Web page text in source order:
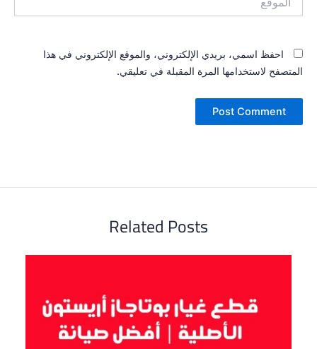
احفظ اسمي، بريدي الإلكتروني، والموقع الإلكتروني في هذا
المتصفح لاستخدامها المرة المقبلة في تعليقي.
Related Posts